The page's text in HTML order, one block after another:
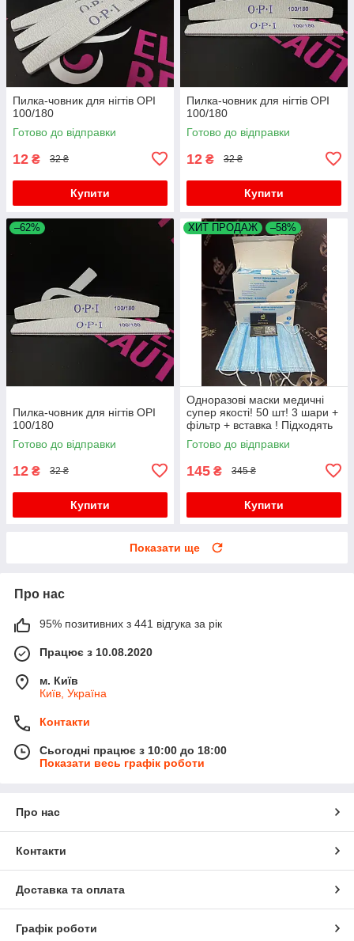
Пилка-човник для нігтів OPI
100/180
Готово до відправки
12 ₴ 32 ₴
Купити
Пилка-човник для нігтів OPI
100/180
Готово до відправки
12 ₴ 32 ₴
Купити
–62%
Пилка-човник для нігтів OPI
100/180
Готово до відправки
12 ₴ 32 ₴
Купити
ХИТ ПРОДАЖ –58%
Одноразові маски медичні
супер якості! 50 шт! 3 шари +
фільтр + вставка ! Підходять
дітям для школи!
Готово до відправки
145 ₴ 345 ₴
Купити
Показати ще
Про нас
95% позитивних з 441 відгука за рік
Працює з 10.08.2020
м. Київ
Київ, Україна
Контакти
Сьогодні працює з 10:00 до 18:00
Показати весь графік роботи
Про нас
Контакти
Доставка та оплата
Графік роботи